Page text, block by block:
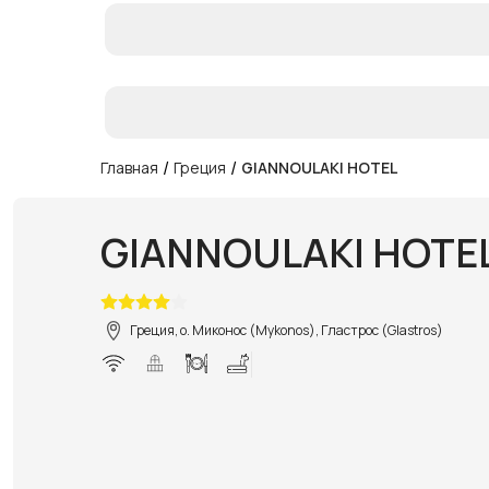
Главная / Греция / GIANNOULAKI HOTEL
GIANNOULAKI
Греция, о. Миконос (Mykonos), Гластрос (Glastros)